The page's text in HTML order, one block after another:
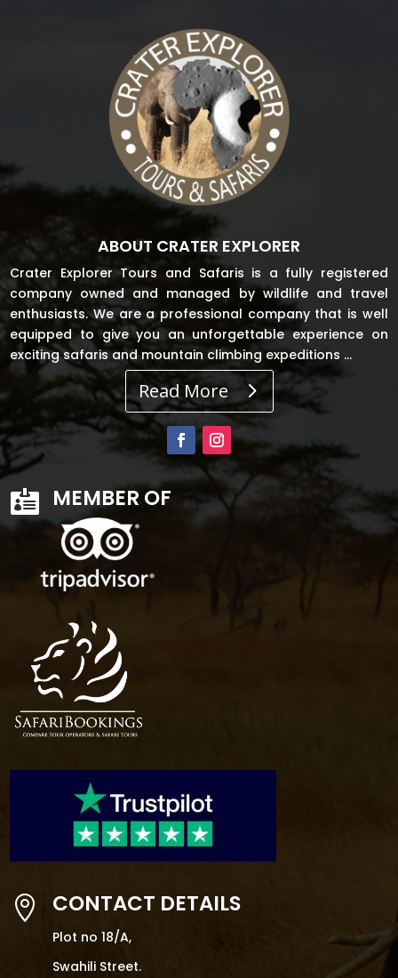
ABOUT CRATER EXPLORER
Crater Explorer Tours and Safaris is a fully registered
company owned and managed by wildlife and travel
enthusiasts. We are a professional company that is well
equipped to give you an unforgettable experience on
exciting safaris and mountain climbing expeditions …
Read More
 MEMBER OF
 CONTACT DETAILS
Plot no 18/A,
Swahili Street.